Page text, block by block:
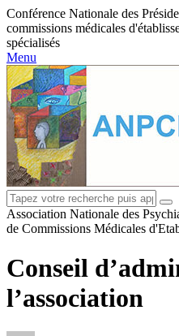
Conférence Nationale des
commissions médicales
spécialisés
Menu
Association Nationale des
de Commissions Médicales
Conseil
l’association